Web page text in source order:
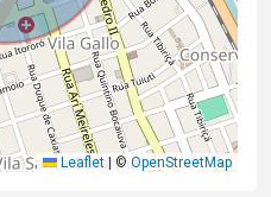
Leaflet |©OpenStreetMap